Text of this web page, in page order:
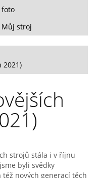
foto
Můj stroj
2021)
strojů stála i v říjnu
byli svědky
nových generací těch